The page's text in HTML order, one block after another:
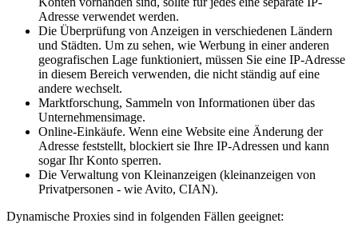
Adresse verwendet werden.
Die Überprüfung von Anzeigen in verschiedenen Ländern
und Städten. Um zu sehen, wie Werbung in einer anderen
geografischen Lage funktioniert, müssen Sie eine IP-Adresse
in diesem Bereich verwenden, die nicht ständig auf eine
andere wechselt.
Marktforschung, Sammeln von Informationen über das
Unternehmensimage.
Online-Einkäufe. Wenn eine Website eine Änderung der
Adresse feststellt, blockiert sie Ihre IP-Adressen und kann
sogar Ihr Konto sperren.
Die Verwaltung von Kleinanzeigen (kleinanzeigen von
Privatpersonen - wie Avito, CIAN).
Dynamische Proxies sind in folgenden Fällen geeignet: